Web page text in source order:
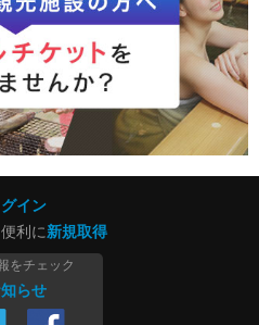
イン
利に新規取得
をチェック
らせ